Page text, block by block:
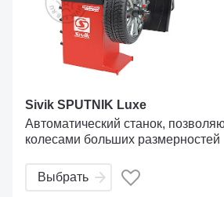
Sivik SPUTNIK Luxe
Автоматический станок,
колесами больших размерностей
Выбрать